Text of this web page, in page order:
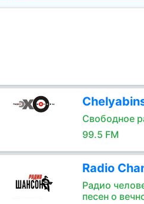
Свободное
99.5 FM
Radio
Радио
песен о